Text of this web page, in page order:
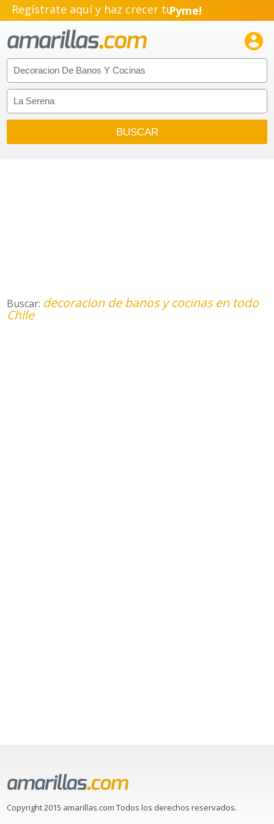
Regístrate aquí y haz crecer tu
Emprendimiento!

Buscar: decoracion de banos y cocinas en todo
Chile
Copyright 2015 amarillas.com Todos los derechos reservados.